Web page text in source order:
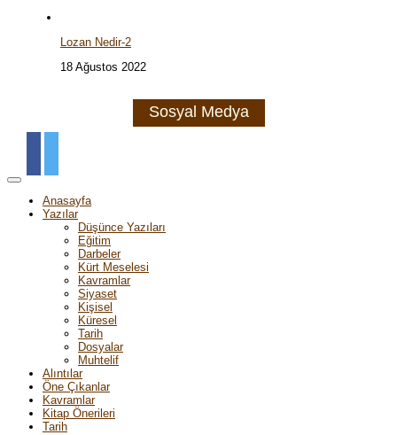
Lozan Nedir-2
18 Ağustos 2022
Sosyal Medya
Anasayfa
Yazılar
Düşünce Yazıları
Eğitim
Darbeler
Kürt Meselesi
Kavramlar
Siyaset
Kişisel
Küresel
Tarih
Dosyalar
Muhtelif
Alıntılar
Öne Çıkanlar
Kavramlar
Kitap Önerileri
Tarih